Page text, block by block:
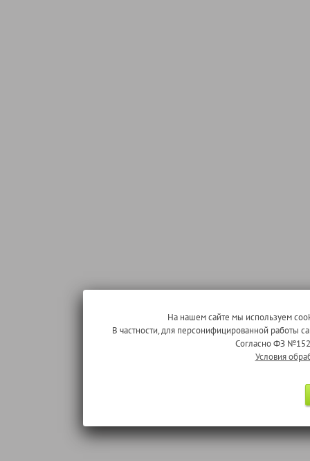
На нашем сайте мы используем
В частности, для персонифицированной работы
Согласно ФЗ
Условия